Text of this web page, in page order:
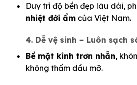
Duy trì độ bền đẹp lâu dài,
nhiệt đới ẩmcủa Việt Nam.
4. Dễ vệ sinh – Luôn sạch
Bề mặt kính trơn nhẵn,
không thấm dầu mỡ.